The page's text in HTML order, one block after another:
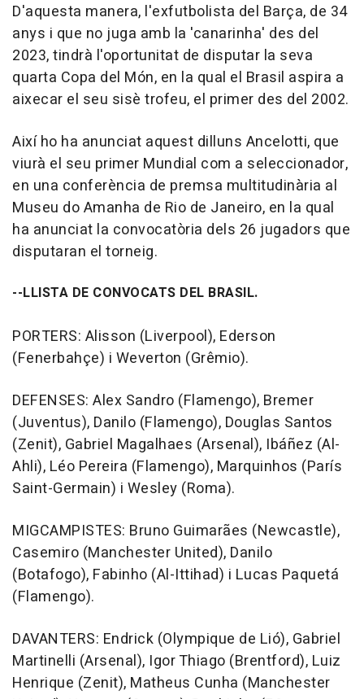
D'aquesta manera, l'exfutbolista del Barça, de 34
anys i que no juga amb la 'canarinha' des del
2023, tindrà l'oportunitat de disputar la seva
quarta Copa del Món, en la qual el Brasil aspira a
aixecar el seu sisè trofeu, el primer des del 2002.
Així ho ha anunciat aquest dilluns Ancelotti, que
viurà el seu primer Mundial com a seleccionador,
en una conferència de premsa multitudinària al
Museu do Amanha de Rio de Janeiro, en la qual
ha anunciat la convocatòria dels 26 jugadors que
disputaran el torneig.
--LLISTA DE CONVOCATS DEL BRASIL.
PORTERS: Alisson (Liverpool), Ederson
(Fenerbahçe) i Weverton (Grêmio).
DEFENSES: Alex Sandro (Flamengo), Bremer
(Juventus), Danilo (Flamengo), Douglas Santos
(Zenit), Gabriel Magalhaes (Arsenal), Ibáñez (Al-
Ahli), Léo Pereira (Flamengo), Marquinhos (París
Saint-Germain) i Wesley (Roma).
MIGCAMPISTES: Bruno Guimarães (Newcastle),
Casemiro (Manchester United), Danilo
(Botafogo), Fabinho (Al-Ittihad) i Lucas Paquetá
(Flamengo).
DAVANTERS: Endrick (Olympique de Lió), Gabriel
Martinelli (Arsenal), Igor Thiago (Brentford), Luiz
Henrique (Zenit), Matheus Cunha (Manchester